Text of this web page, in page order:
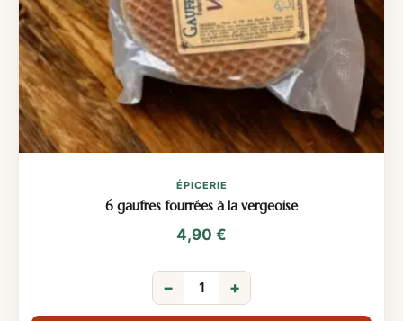
ÉPICERIE
6 gaufres fourrées à la vergeoise
4,90 €
− +